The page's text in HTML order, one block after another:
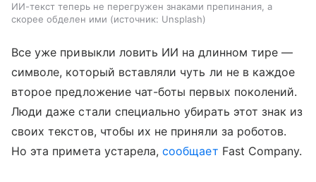
ИИ-текст теперь не перегружен знаками препинания, а
скорее обделен ими
источник: Unsplash
Все уже привыкли ловить ИИ на длинном тире —
символе, который вставляли чуть ли не в каждое
второе предложение чат-боты первых поколений.
Люди даже стали специально убирать этот знак из
своих текстов, чтобы их не приняли за роботов.
Но эта примета устарела,сообщает Fast Company.